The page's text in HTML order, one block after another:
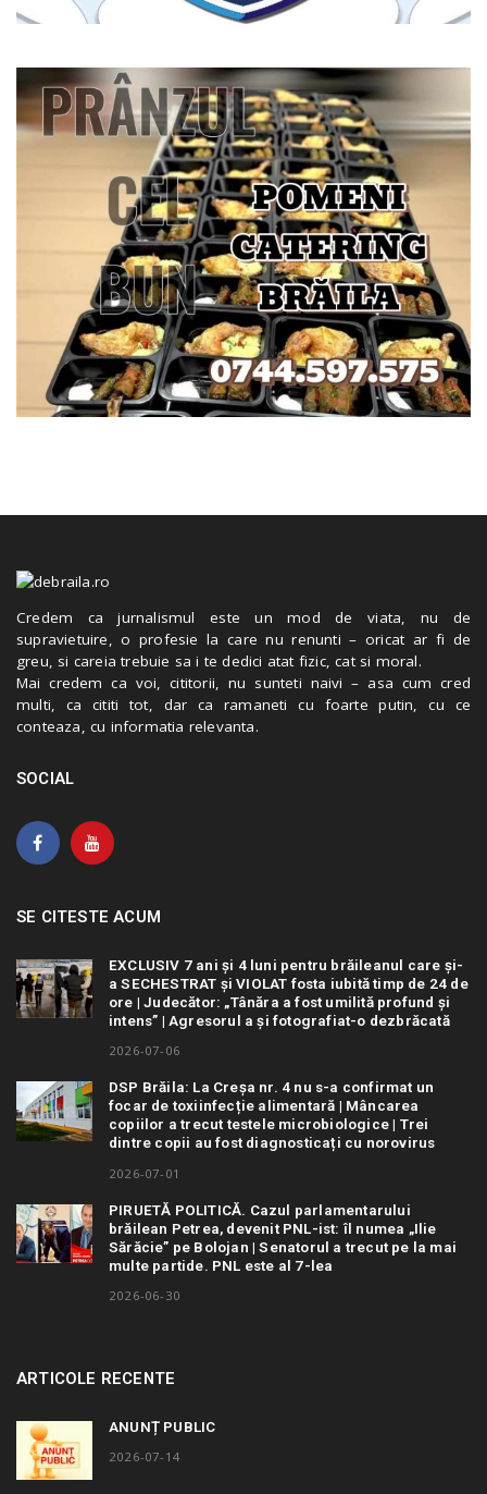
Credem ca jurnalismul este un mod de viata, nu de
supravietuire, o profesie la care nu renunti – oricat ar fi de
greu, si careia trebuie sa i te dedici atat fizic, cat si moral.
Mai credem ca voi, cititorii, nu sunteti naivi – asa cum cred
multi, ca cititi tot, dar ca ramaneti cu foarte putin, cu ce
conteaza, cu informatia relevanta.
SOCIAL
SE CITESTE ACUM
EXCLUSIV 7 ani și 4 luni pentru brăileanul care și-
a SECHESTRAT și VIOLAT fosta iubită timp de 24 de
ore | Judecător: „Tânăra a fost umilită profund și
intens” | Agresorul a și fotografiat-o dezbrăcată
2026-07-06
DSP Brăila: La Creșa nr. 4 nu s-a confirmat un
focar de toxiinfecție alimentară | Mâncarea
copiilor a trecut testele microbiologice | Trei
dintre copii au fost diagnosticați cu norovirus
2026-07-01
PIRUETĂ POLITICĂ. Cazul parlamentarului
brăilean Petrea, devenit PNL-ist: îl numea „Ilie
Sărăcie” pe Bolojan | Senatorul a trecut pe la mai
multe partide. PNL este al 7-lea
2026-06-30
ARTICOLE RECENTE
ANUNȚ PUBLIC
2026-07-14